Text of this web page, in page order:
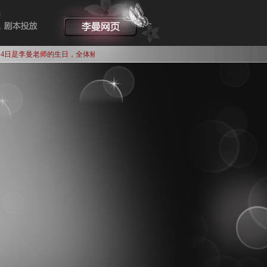
李曼老师的生日，全体鳗鱼送来祝福：祝生日快乐！身体健康！事业更上一层楼！